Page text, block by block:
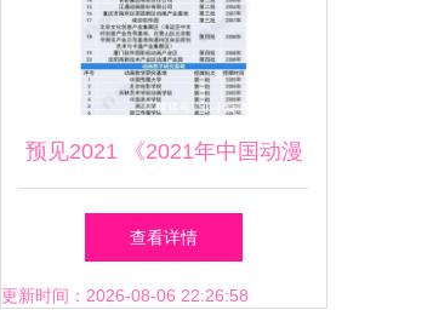
预见2021 《2021年中国动漫
产业全景图谱》未来行业发展
空间巨大 动漫技术开发
查看详情
更新时间：2026-08-06 22:26:58